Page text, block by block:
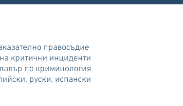
правосъдие
критични инциденти
по криминология
руски, испански